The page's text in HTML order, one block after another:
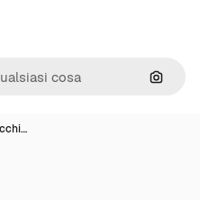
Cerca